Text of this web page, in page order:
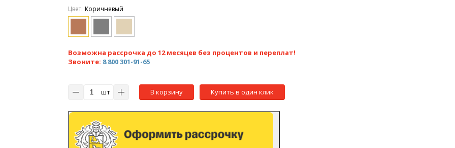
Цвет: Коричневый
Возможна рассрочка до 12 месяцев без процентов и переплат!
Звоните: 8 800 301-91-65
шт В корзину Купить в один клик